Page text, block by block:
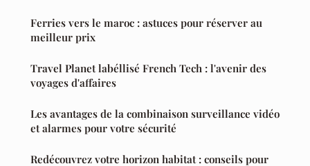
Ferries vers le maroc : astuces pour réserver au
meilleur prix
Travel Planet labéllisé French Tech : l'avenir des
voyages d'affaires
Les avantages de la combinaison surveillance vidéo
et alarmes pour votre sécurité
Redécouvrez votre horizon habitat : conseils pour